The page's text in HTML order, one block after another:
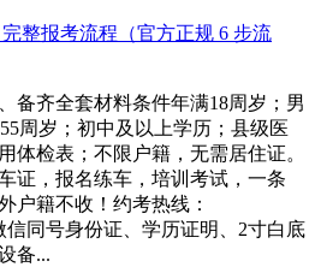
整报考流程（官方正规 6 步流
备齐全套材料条件年满18周岁；男
周岁；初中及以上学历；县级医
体检表；不限户籍，无需居住证。
证，报名练车，培训考试，一条
户籍不收！约考热线：
信同号身份证、学历证明、2寸白底
备...